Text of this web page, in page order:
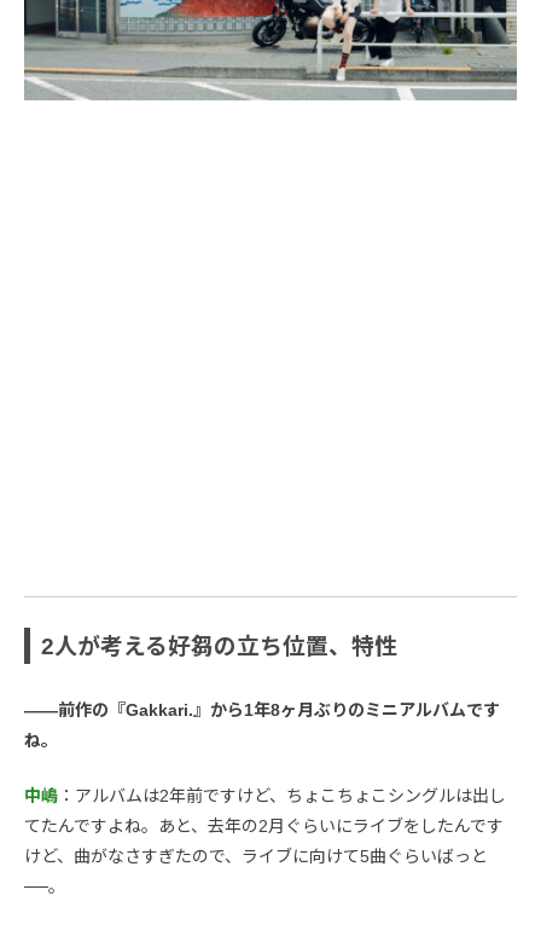
2人が考える好芻の立ち位置、特性
――前作の『Gakkari.』から1年8ヶ月ぶりのミニアルバムです
ね。
中嶋 ：アルバムは2年前ですけど、ちょこちょこシングルは出し
てたんですよね。あと、去年の2月ぐらいにライブをしたんです
けど、曲がなさすぎたので、ライブに向けて5曲ぐらいばっと
──。